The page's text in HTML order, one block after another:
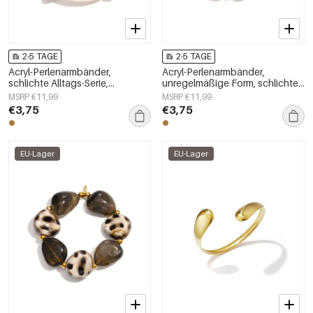
2-5 TAGE
Acryl-Perlenarmbänder,
schlichte Alltags-Serie,
Damenschmuck
MSRP €11,99
€3,75
2-5 TAGE
Acryl-Perlenarmbänder,
unregelmäßige Form, schlichte
Alltagsserie, Damenschmuck
MSRP €11,99
€3,75
EU-Lager EU-Lager